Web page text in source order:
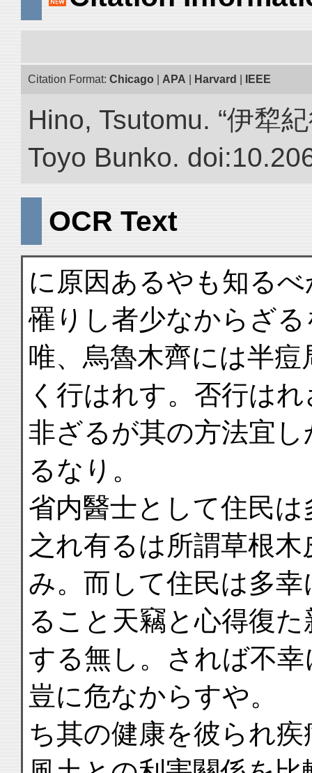
Citation Format: Chicago APA Harvard IEEE
Hino, Tsutomu. “伊犂
Toyo Bunko.
OCR Text
に原因あるやも知る
罹りし者少なからざ
唯、烏魯木齊には半
く行はれす。否行は
非ざるが其の方法宜
るなり。
省内醫士として住民
之れ有るは所謂草根
み。而して住民は多
ること天竊と心得復
する無し。されば不
豈に危なからすや。
ち其の健康を彼られ